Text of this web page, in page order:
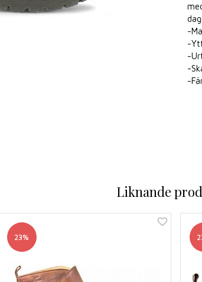
-
-
-
-
-
Liknande
23%